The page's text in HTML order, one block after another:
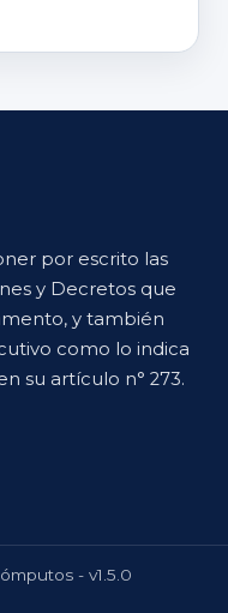
por escrito las
y Decretos que
y también
como lo indica
su artículo n° 273.
- v1.5.0